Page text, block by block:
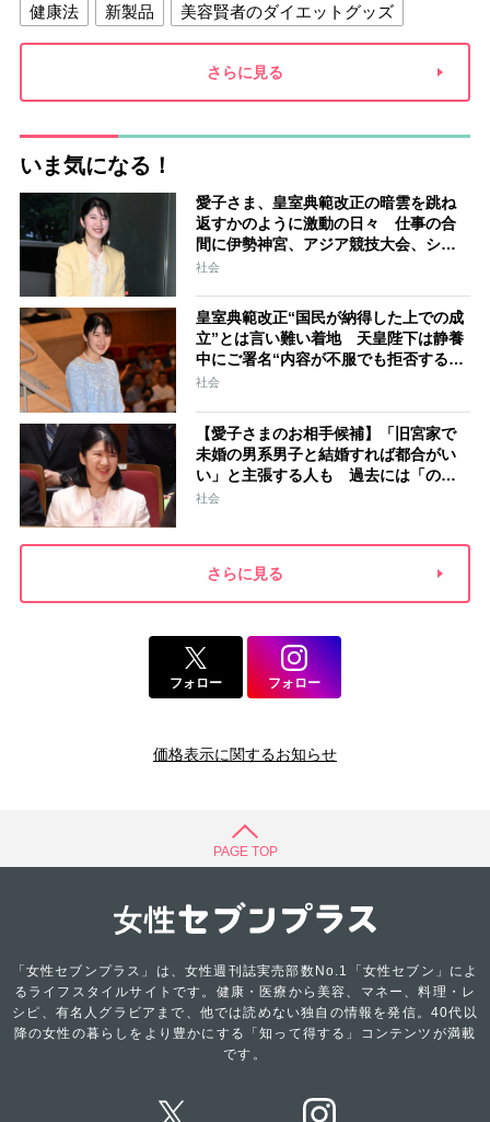
健康法
新製品
美容賢者のダイエットグッズ
夫との関係
新津春子 どか食い
さらに見る
いま気になる！
愛子さま、皇室典範改正の暗雲を跳ね
返すかのように激動の日々 仕事の合
間に伊勢神宮、アジア競技大会、シン
ガポール…スケジュールはびっしり
社会
皇室典範改正“国民が納得した上での成
立”とは言い難い着地 天皇陛下は静養
中にご署名“内容が不服でも拒否するこ
とはできない” 米大手紙は男系男子に
社会
【愛子さまのお相手候補】「旧宮家で
未婚の男系男子と結婚すれば都合がい
い」と主張する人も 過去には「のび
太くん」「野球部エース」「華道家元
社会
さらに見る
フォロー フォロー
価格表示に関するお知らせ
PAGE TOP
「女性セブンプラス」は、女性週刊誌実売部数No.1「女性セブン」によ
るライフスタイルサイトです。健康・医療から美容、マネー、料理・レ
シピ、有名人グラビアまで、他では読めない独自の情報を発信。40代以
降の女性の暮らしをより豊かにする「知って得する」コンテンツが満載
です。